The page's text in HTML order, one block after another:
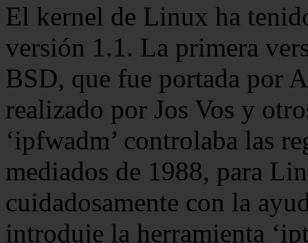
El kernel de Linux ha
versión 1.1. La primera
BSD, que fue portada por
realizado por Jos Vos y
‘ipfwadm’ controlaba las
mediados de 1988, para
cuidadosamente con la
introduje la herramienta